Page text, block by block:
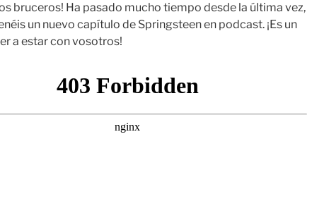
bruceros! Ha pasado mucho tiempo desde la última vez,
un nuevo capítulo de Springsteen en podcast. ¡Es un
a estar con vosotros!